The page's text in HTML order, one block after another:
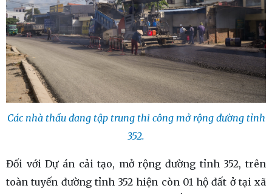
Các nhà thầu đang tập trung thi công mở rộng đường tỉnh
352.
Đối với Dự án cải tạo, mở rộng đường tỉnh 352, trên
toàn tuyến đường tỉnh 352 hiện còn 01 hộ đất ở tại xã